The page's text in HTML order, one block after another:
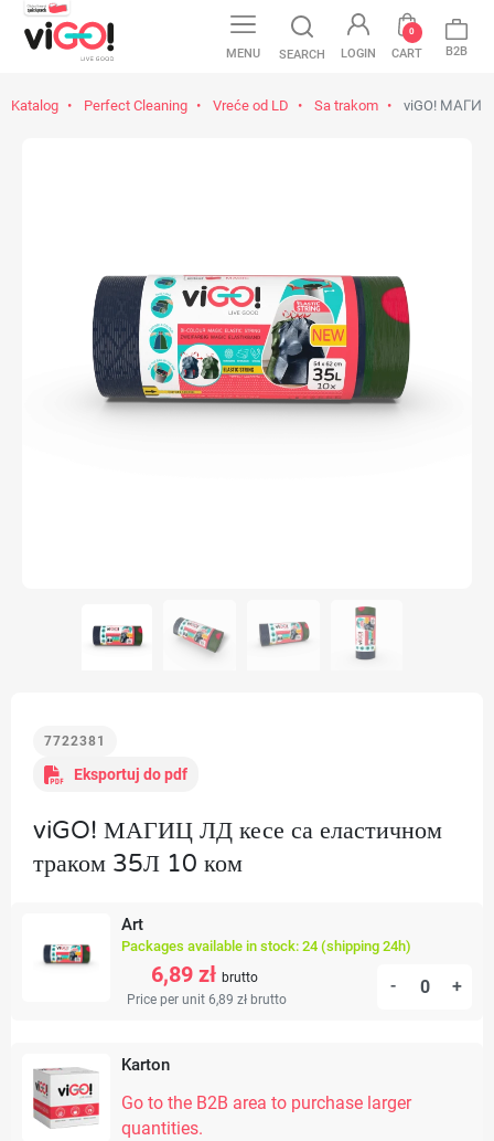
MENU SEARCH LOGIN CART
0
B2B
Katalog Perfect Cleaning Vreće od LD Sa trakom viGO! МАГИЦ
7722381
Eksportuj do pdf
viGO! МАГИЦ ЛД кесе са еластичном
траком 35Л 10 ком
Art
Packages available in stock: 24 (shipping 24h)
6,89 zł brutto
Price per unit 6,89 zł brutto
- +
Karton
Go to the B2B area to purchase larger
quantities.